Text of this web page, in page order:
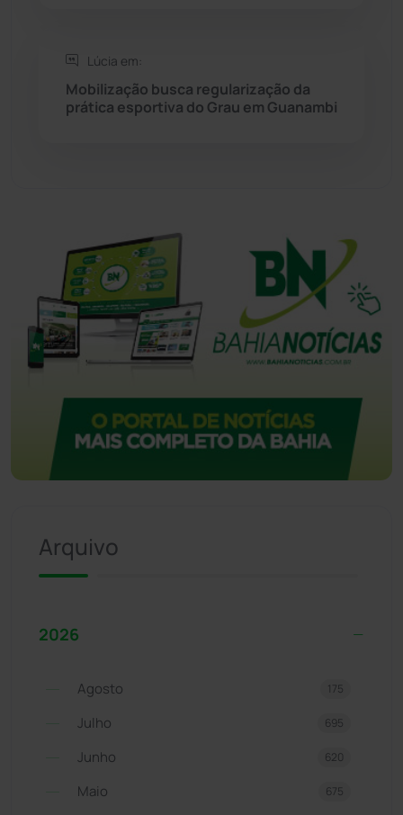
Lúcia em:
Mobilização busca regularização da
prática esportiva do Grau em Guanambi
Arquivo
2026
Agosto 175
Julho 695
Junho 620
Maio 675